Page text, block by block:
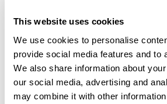
This website uses cookies
We use cookies to personalise
provide social media features and to
We also share information about
our social media, advertising and
may combine it with other information
SOPORTE DE LINTERNA CON
Soporte de linterna con ruedas